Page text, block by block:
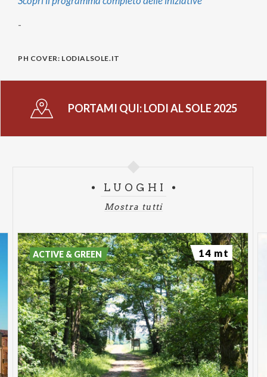
-
PH COVER: LODIALSOLE.IT
PORTAMI QUI:LODI AL SOLE 2025
LUOGHI
Mostra tutti
ACTIVE & GREEN 14 mt